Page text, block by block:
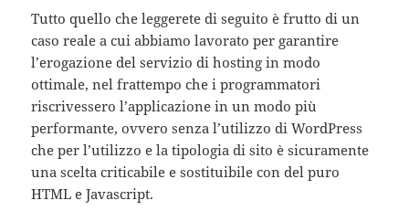
Tutto quello che leggerete di seguito è frutto di un
caso reale a cui abbiamo lavorato per garantire
l’erogazione del servizio di hosting in modo
ottimale, nel frattempo che i programmatori
riscrivessero l’applicazione in un modo più
performante, ovvero senza l’utilizzo di WordPress
che per l’utilizzo e la tipologia di sito è sicuramente
una scelta criticabile e sostituibile con del puro
HTML e Javascript.